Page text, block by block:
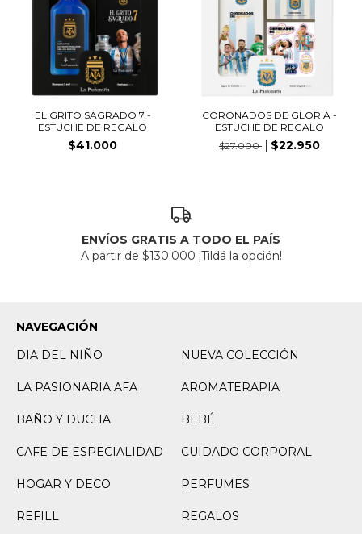
EL GRITO SAGRADO 7 -
ESTUCHE DE REGALO
$41.000
CORONADOS DE GLORIA -
ESTUCHE DE REGALO
$27.000
$22.950
ENVÍOS GRATIS A TODO EL PAÍS
A partir de $130.000 ¡Tildá la opción!
NAVEGACIÓN
DIA DEL NIÑO
NUEVA COLECCIÓN
LA PASIONARIA AFA AROMATERAPIA
BAÑO Y DUCHA BEBÉ
CAFE DE ESPECIALIDAD CUIDADO CORPORAL
HOGAR Y DECO PERFUMES
REFILL REGALOS